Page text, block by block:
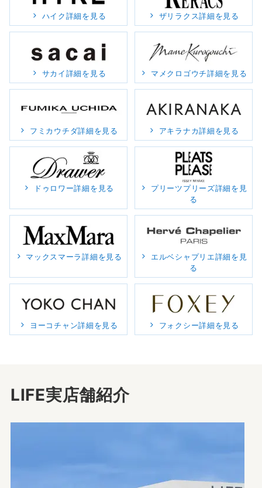
ハイク詳細を見る ザリラクス詳細を見る
サカイ詳細を見る マメクロゴウチ詳細を見る
フミカウチダ詳細を見る アキラナカ詳細を見る
ドゥロワー詳細を見る
プリーツプリーズ詳細を見
る
マックスマーラ詳細を見る
エルベシャプリエ詳細を見
る
ヨーコチャン詳細を見る フォクシー詳細を見る
LIFE実店舗紹介